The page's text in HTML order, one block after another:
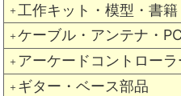
＋ 工作キット・模型・書
＋ ケーブル・アンテナ・
＋ アーケードコントロー
＋ ギター・ベース部品